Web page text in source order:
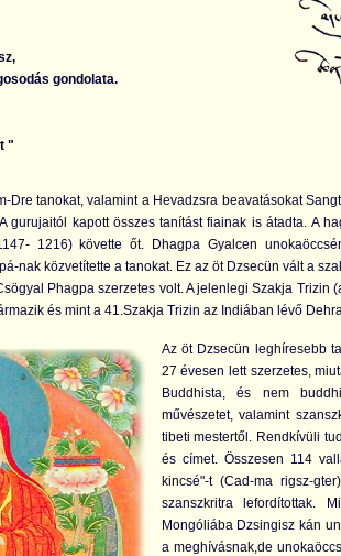
gondolata.
"
Dre tanokat, valamint a Hevadzsra beavatásokat
gurujaitól kapott összes tanítást fiainak is átadta. A
1216) követte őt. Dhagpa Gyalcen
nak közvetítette a tanokat. Ez az öt Dzsecün vált a
Phagpa szerzetes volt. A jelenlegi Szakja Trizin
és mint a 41.Szakja Trizin az Indiában lévő
Az öt Dzsecün leghíresebb
27 évesen lett szerzetes,
Buddhista, és nem
művészetet, valamint
tibeti mestertől. Rendkívüli
és címet. Összesen 114
kincsé"-t (Cad-ma rigsz-
szanszkritra lefordítottak.
Mongóliába Dzsingisz kán
a meghívásnak,de